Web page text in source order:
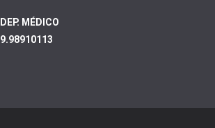
DEP. MÉDICO
9.98910113